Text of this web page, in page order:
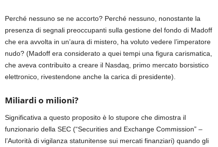
Perché nessuno se ne accorto? Perché nessuno, nonostante la
presenza di segnali preoccupanti sulla gestione del fondo di Madoff
che era avvolta in un’aura di mistero, ha voluto vedere l’imperatore
nudo? (Madoff era considerato a quei tempi una figura carismatica,
che aveva contribuito a creare il Nasdaq, primo mercato borsistico
elettronico, rivestendone anche la carica di presidente).
Miliardi o milioni?
Significativa a questo proposito è lo stupore che dimostra il
funzionario della SEC (“Securities and Exchange Commission” –
l’Autorità di vigilanza statunitense sui mercati finanziari) quando gli